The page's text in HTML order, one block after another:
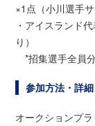
×1点（小川選手サ
・アイスランド
り）
*招集選手全員
参加方法・詳細
オークションプ